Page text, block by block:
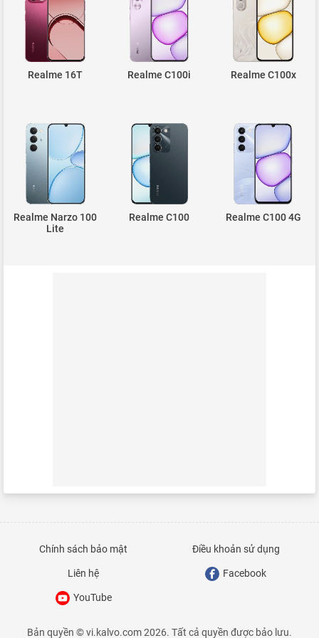
Realme 16T Realme C100i Realme C100x
Realme Narzo 100
Lite
Realme C100 Realme C100 4G
Chính sách bảo mật Điều khoản sử dụng
Liên hệ Facebook
YouTube
Bản quyền © vi.kalvo.com 2026. Tất cả quyền được bảo lưu.